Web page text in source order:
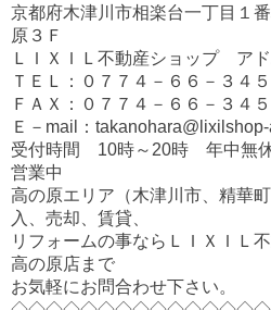
京都府木津川市相楽台一丁目１
原３Ｆ
ＬＩＸＩＬ不動産ショップ ア
ＴＥＬ：０７７４－６６－３４５
ＦＡＸ：０７７４－６６－３４５
Ｅ－mail：
受付時間 10時～20時 年中無
営業中
高の原エリア（木津川市、精華
入、売却、賃貸、
リフォームの事ならＬＩＸＩＬ
高の原店まで
お気軽にお問合わせ下さい。